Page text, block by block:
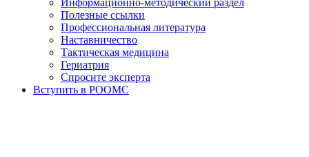
Информационно-методический раздел
Полезные ссылки
Профессиональная литература
Наставничество
Тактическая медицина
Гериатрия
Спросите эксперта
Вступить в РООМС